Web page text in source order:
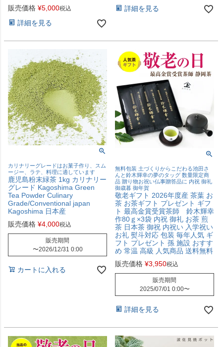
販売価格 ¥5,000税込
詳細を見る
詳細を見る
カリナリーグレードはお菓子作り、スム
ージー、ラテ、料理に適しています
鹿児島粉末緑茶 1kg カリナリー
グレード Kagoshima Green
Tea Powder Culinary
Grade/Conventional japan
Kagoshima 日本産
販売価格 ¥4,000税込
販売期間
〜2026/12/31 0:00
カートに入れる
無料包装 土づくりからこだわる池田さ
んと鈴木輝幸の夢のタッグ 数量限定商
品 贈り物お祝い仏事贈答品に 内祝 御礼
御歳暮 御年賀
敬老ギフト 2026年度産 茶葉 お
茶 お茶ギフト プレゼント ギフ
ト 最高金賞受賞茶師 鈴木輝幸
作80ｇ×3袋 内祝 御礼 お茶 煎
茶 日本茶 御祝 内祝い 入学祝い
お礼 熨斗対応 包装 毎年人気 ギ
フト プレゼント 孫 施設 おすす
め 常温 高級 人気商品 送料無料
販売価格 ¥3,950税込
販売期間
2025/07/01 0:00〜
詳細を見る